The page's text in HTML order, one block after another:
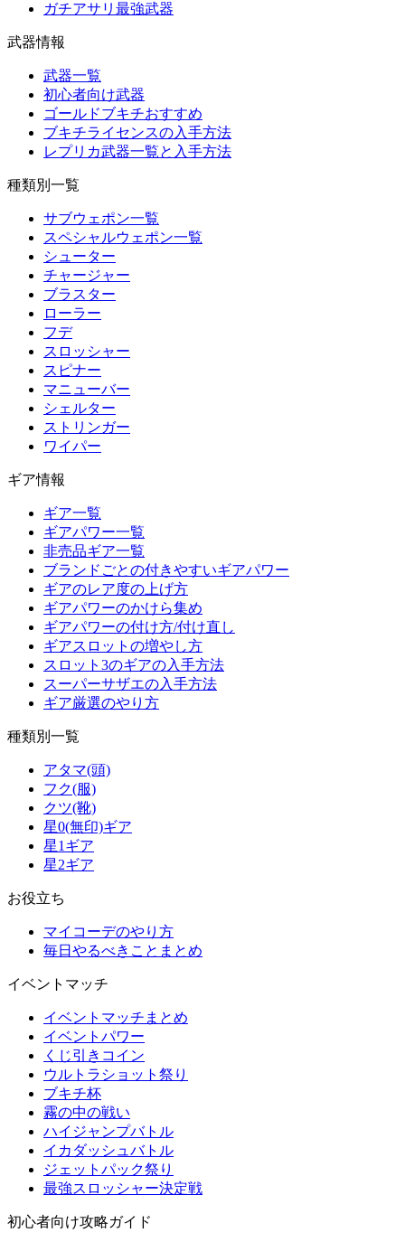
ガチアサリ最強武器
武器情報
武器一覧
初心者向け武器
ゴールドブキチおすすめ
ブキチライセンスの入手方法
レプリカ武器一覧と入手方法
種類別一覧
サブウェポン一覧
スペシャルウェポン一覧
シューター
チャージャー
ブラスター
ローラー
フデ
スロッシャー
スピナー
マニューバー
シェルター
ストリンガー
ワイパー
ギア情報
ギア一覧
ギアパワー一覧
非売品ギア一覧
ブランドごとの付きやすいギアパワー
ギアのレア度の上げ方
ギアパワーのかけら集め
ギアパワーの付け方/付け直し
ギアスロットの増やし方
スロット3のギアの入手方法
スーパーサザエの入手方法
ギア厳選のやり方
種類別一覧
アタマ(頭)
フク(服)
クツ(靴)
星0(無印)ギア
星1ギア
星2ギア
お役立ち
マイコーデのやり方
毎日やるべきことまとめ
イベントマッチ
イベントマッチまとめ
イベントパワー
くじ引きコイン
ウルトラショット祭り
ブキチ杯
霧の中の戦い
ハイジャンプバトル
イカダッシュバトル
ジェットパック祭り
最強スロッシャー決定戦
初心者向け攻略ガイド